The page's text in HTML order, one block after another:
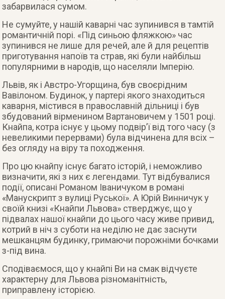
забарвилася сумом.
Не сумуйте, у нашій каварні час зупинився в тамтій
романтичній порі. «Під синьою фляжкою» час
зупинився не лише для речей, але й для рецептів
приготування напоїв та страв, які були найбільш
популярними в народів, що населяли Імперію.
Львів, як і Австро-Угорщина, був своєрідним
Вавілоном. Будинок, у партері якого знаходиться
каварня, містився в православній дільниці і був
збудований вірменином Вартановичем у 1501 році.
Кнайпа, котра існує у цьому подвір’ї від того часу (з
невеликими перервами) була відчинена для всіх –
без огляду на віру та походження.
Про цю кнайпу існує багато історій, і неможливо
визначити, які з них є легендами. Тут відбувалися
події, описані Романом Іваничуком в романі
«Манускрипт з вулиці Руської». А Юрій Винничук у
своїй книзі «Кнайпи Львова» стверджує, що у
підвалах нашої кнайпи до цього часу живе привид,
котрий в ніч з суботи на неділю не дає заснути
мешканцям будинку, гримаючи порожніми бочками
з-під вина.
Сподіваємося, що у кнайпі Ви на смак відчуєте
характерну для Львова різноманітність,
приправлену історією.